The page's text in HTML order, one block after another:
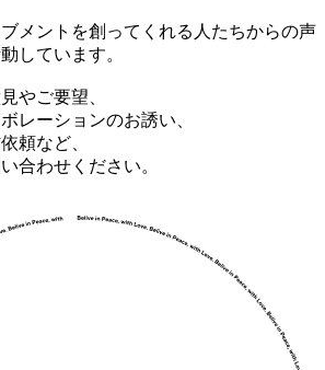
メントを創ってくれる人たちからの声
しています。
やご要望、
レーションのお誘い、
頼など、
合わせください。